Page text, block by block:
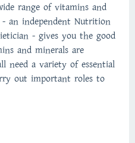
range of vitamins and
an independent Nutrition
- gives you the good
and minerals are
need a variety of essential
out important roles to